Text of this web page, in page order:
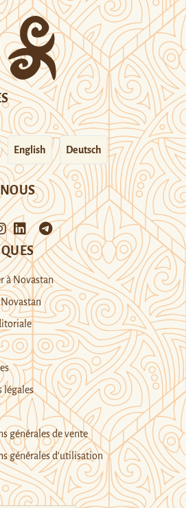
English Deutsch
à Novastan
légales
générales de vente
générales d’utilisation